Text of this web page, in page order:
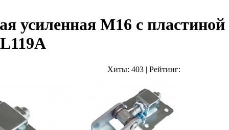
усиленная М16 с пластиной
Хиты: 403 | Рейтинг: